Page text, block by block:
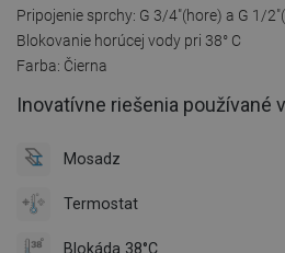
Pripojenie sprchy: G 3/4"(hore) a G 1/
Blokovanie horúcej vody pri 38° C
Farba: Čierna
Inovatívne riešenia používané
Mosadz
Termostat
Blokáda 38°C